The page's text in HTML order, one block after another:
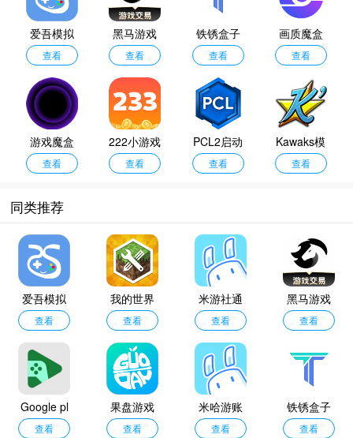
能，在便利性与公平性之间往往存在争议，需在遵守游戏规则与用户协议的前提
下审慎使用，以作为提升个人娱乐效率的补充手段而非破坏游戏平衡的捷径。
爱吾模拟
器TV版
查看
黑马游戏
交易平台
查看
铁锈盒子
最新版
查看
画质魔盒
和平精英1
20帧
查看
游戏魔盒
4.0
查看
222小游戏
查看
PCL2启动
器手机版
查看
Kawaks模
拟器
查看
同类推荐
爱吾模拟
器TV版
查看
我的世界
口袋编辑
器
查看
米游社通
行证
查看
黑马游戏
交易平台
查看
Google pl
ay商店
查看
果盘游戏
平台
查看
米哈游账
号管理中
查看
铁锈盒子
最新版
查看